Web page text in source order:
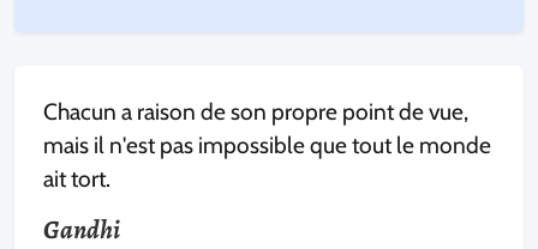
Chacun a raison de son propre point de vue,
mais il n'est pas impossible que tout le monde
ait tort.
Gandhi